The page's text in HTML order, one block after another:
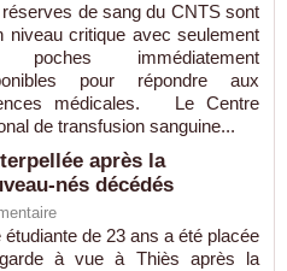
réserves de sang du CNTS sont
niveau critique avec seulement
poches immédiatement
pour répondre aux
médicales. Le Centre
de transfusion sanguine...
après la
nés décédés
étudiante de 23 ans a été placée
à vue à Thiès après la